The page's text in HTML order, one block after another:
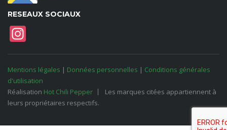
RESEAUX SOCIAUX
Mentions légales | Données personnelles | Conditions générales
d'utilisation
Réalisation Hot Chili Pepper
Les marques citées appartiennent à
leurs propriétaires respectifs.